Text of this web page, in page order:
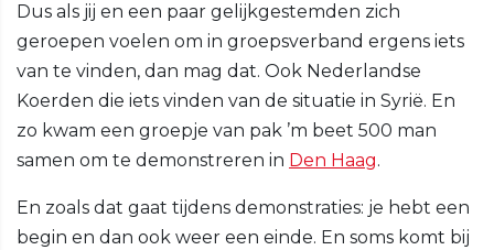
Dus als jij en een paar gelijkgestemden zich
geroepen voelen om in groepsverband ergens iets
van te vinden, dan mag dat. Ook Nederlandse
Koerden die iets vinden van de situatie in Syrië. En
zo kwam een groepje van pak ’m beet 500 man
samen om te demonstreren in Den Haag.
En zoals dat gaat tijdens demonstraties: je hebt een
begin en dan ook weer een einde. En soms komt bij